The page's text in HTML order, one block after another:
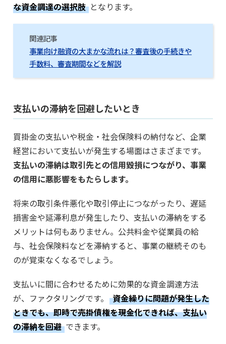
な資金調達の選択肢 となります。
関連記事
事業向け融資の大まかな流れは？審査後の手続きや
手数料、審査期間などを解説
支払いの滞納を回避したいとき
買掛金の支払いや税金・社会保険料の納付など、企業
経営において支払いが発生する場面はさまざまです。
支払いの滞納は取引先との信用毀損につながり、事業
の信用に悪影響をもたらします。
将来の取引条件悪化や取引停止につながったり、遅延
損害金や延滞利息が発生したり、支払いの滞納をする
メリットは何もありません。公共料金や従業員の給
与、社会保険料などを滞納すると、事業の継続そのも
のが覚束なくなるでしょう。
支払いに間に合わせるために効果的な資金調達方法
が、ファクタリングです。
資金繰りに問題が発生した
ときでも、即時で売掛債権を現金化できれば、支払い
の滞納を回避 できます。